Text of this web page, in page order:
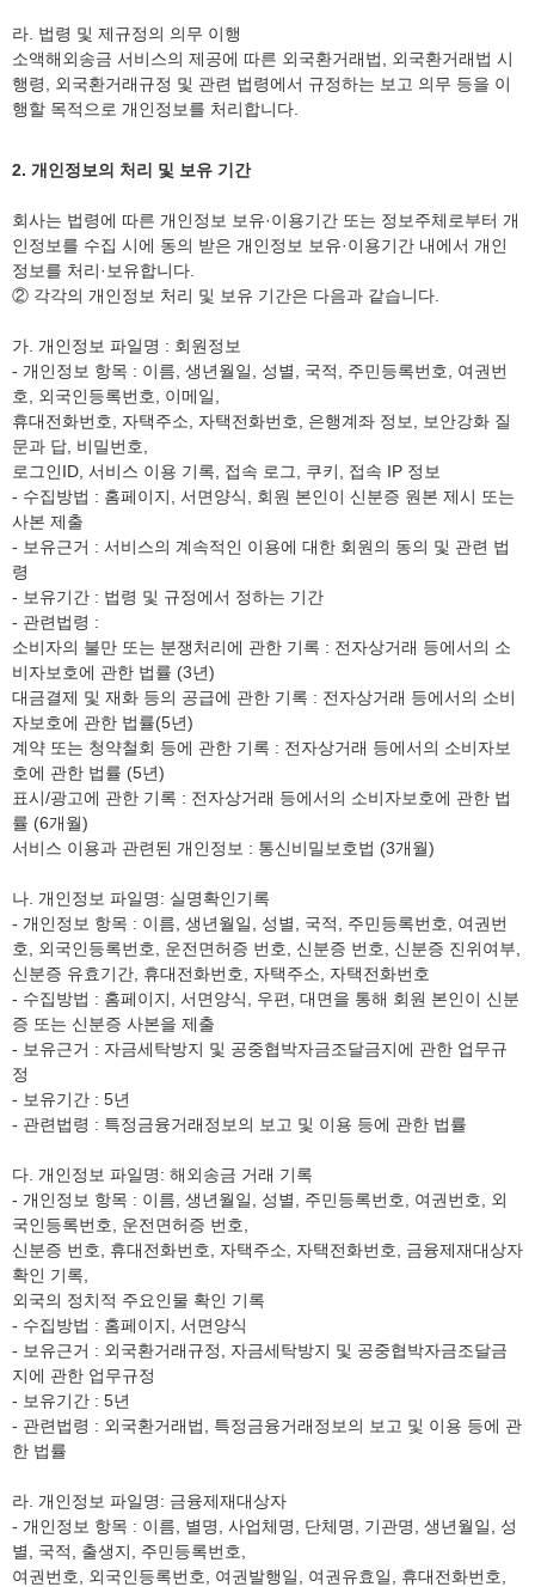
라. 법령 및 제규정의 의무 이행
소액해외송금 서비스의 제공에 따른 외국환거래법, 외국환거래법 시
행령, 외국환거래규정 및 관련 법령에서 규정하는 보고 의무 등을 이
행할 목적으로 개인정보를 처리합니다.
2. 개인정보의 처리 및 보유 기간
회사는 법령에 따른 개인정보 보유·이용기간 또는 정보주체로부터 개
인정보를 수집 시에 동의 받은 개인정보 보유·이용기간 내에서 개인
정보를 처리·보유합니다.
② 각각의 개인정보 처리 및 보유 기간은 다음과 같습니다.
가. 개인정보 파일명 : 회원정보
- 개인정보 항목 : 이름, 생년월일, 성별, 국적, 주민등록번호, 여권번
호, 외국인등록번호, 이메일,
휴대전화번호, 자택주소, 자택전화번호, 은행계좌 정보, 보안강화 질
문과 답, 비밀번호,
로그인ID, 서비스 이용 기록, 접속 로그, 쿠키, 접속 IP 정보
- 수집방법 : 홈페이지, 서면양식, 회원 본인이 신분증 원본 제시 또는
사본 제출
- 보유근거 : 서비스의 계속적인 이용에 대한 회원의 동의 및 관련 법
령
- 보유기간 : 법령 및 규정에서 정하는 기간
- 관련법령 :
소비자의 불만 또는 분쟁처리에 관한 기록 : 전자상거래 등에서의 소
비자보호에 관한 법률 (3년)
대금결제 및 재화 등의 공급에 관한 기록 : 전자상거래 등에서의 소비
자보호에 관한 법률(5년)
계약 또는 청약철회 등에 관한 기록 : 전자상거래 등에서의 소비자보
호에 관한 법률 (5년)
표시/광고에 관한 기록 : 전자상거래 등에서의 소비자보호에 관한 법
률 (6개월)
서비스 이용과 관련된 개인정보 : 통신비밀보호법 (3개월)
나. 개인정보 파일명: 실명확인기록
- 개인정보 항목 : 이름, 생년월일, 성별, 국적, 주민등록번호, 여권번
호, 외국인등록번호, 운전면허증 번호, 신분증 번호, 신분증 진위여부,
신분증 유효기간, 휴대전화번호, 자택주소, 자택전화번호
- 수집방법 : 홈페이지, 서면양식, 우편, 대면을 통해 회원 본인이 신분
증 또는 신분증 사본을 제출
- 보유근거 : 자금세탁방지 및 공중협박자금조달금지에 관한 업무규
정
- 보유기간 : 5년
- 관련법령 : 특정금융거래정보의 보고 및 이용 등에 관한 법률
다. 개인정보 파일명: 해외송금 거래 기록
- 개인정보 항목 : 이름, 생년월일, 성별, 주민등록번호, 여권번호, 외
국인등록번호, 운전면허증 번호,
신분증 번호, 휴대전화번호, 자택주소, 자택전화번호, 금융제재대상자
확인 기록,
외국의 정치적 주요인물 확인 기록
- 수집방법 : 홈페이지, 서면양식
- 보유근거 : 외국환거래규정, 자금세탁방지 및 공중협박자금조달금
지에 관한 업무규정
- 보유기간 : 5년
- 관련법령 : 외국환거래법, 특정금융거래정보의 보고 및 이용 등에 관
한 법률
라. 개인정보 파일명: 금융제재대상자
- 개인정보 항목 : 이름, 별명, 사업체명, 단체명, 기관명, 생년월일, 성
별, 국적, 출생지, 주민등록번호,
여권번호, 외국인등록번호, 여권발행일, 여권유효일, 휴대전화번호,